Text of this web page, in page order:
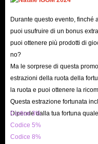
Durante questo evento, finché
puoi usufruire di un bonus extra
puoi ottenere più prodotti di
no?
Ma le sorprese di questa
estrazioni della ruota della
la ruota e puoi ottenere la
Questa estrazione fortunata
Dipende dalla tua fortuna
Codice 3%
Codice 5%
Codice 8%